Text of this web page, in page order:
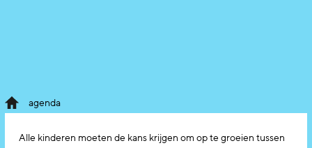
agenda
Alle kinderen moeten de kans krijgen om op te groeien tussen